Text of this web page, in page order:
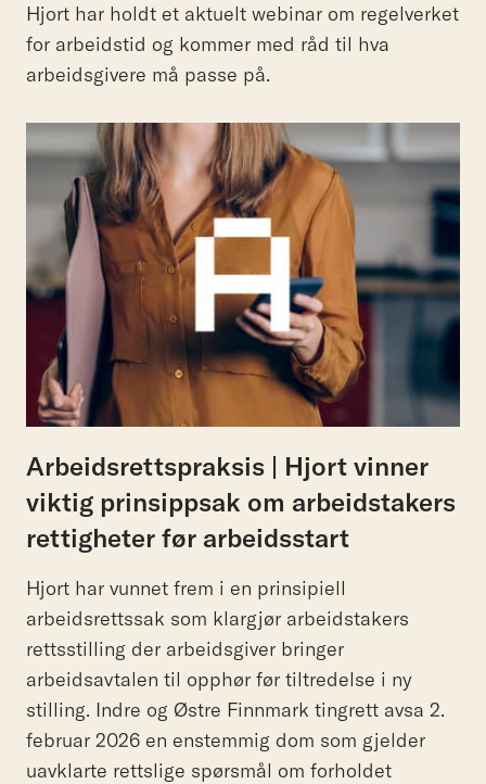
Hjort har holdt et aktuelt webinar om regelverket
for arbeidstid og kommer med råd til hva
arbeidsgivere må passe på.
Arbeidsrettspraksis | Hjort vinner
viktig prinsippsak om arbeidstakers
rettigheter før arbeidsstart
Hjort har vunnet frem i en prinsipiell
arbeidsrettssak som klargjør arbeidstakers
rettsstilling der arbeidsgiver bringer
arbeidsavtalen til opphør før tiltredelse i ny
stilling. Indre og Østre Finnmark tingrett avsa 2.
februar 2026 en enstemmig dom som gjelder
uavklarte rettslige spørsmål om forholdet